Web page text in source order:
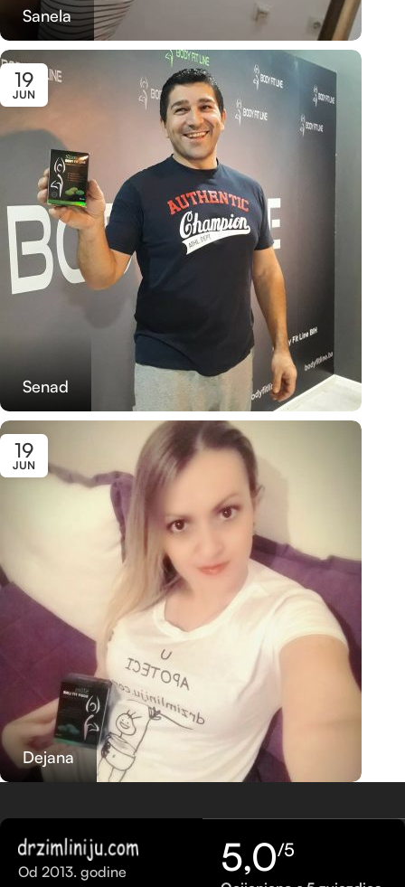
Sanela
19
JUN
Senad
19
JUN
Dejana
Od 2013. godine
5,0/5